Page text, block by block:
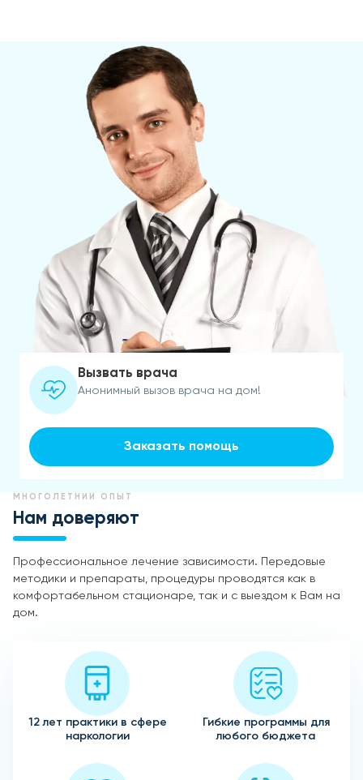
Вызвать врача
Анонимный вызов врача на дом!
Заказать помощь
МНОГОЛЕТНИЙ ОПЫТ
Нам доверяют
Профессиональное лечение зависимости. Передовые
методики и препараты, процедуры проводятся как в
комфортабельном стационаре, так и с выездом к Вам на
дом.
12 лет практики в сфере
наркологии
Гибкие программы для
любого бюджета